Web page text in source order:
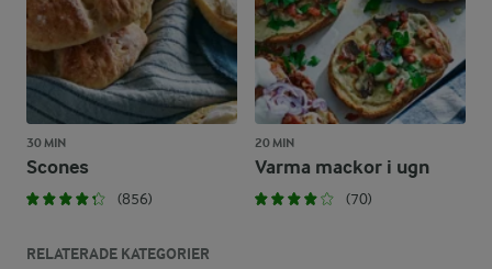
30 MIN
Scones
(856)
20 MIN
Varma mackor i ugn
(70)
RELATERADE KATEGORIER